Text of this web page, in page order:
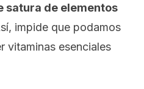
satura de elementos
impide que podamos
vitaminas esenciales